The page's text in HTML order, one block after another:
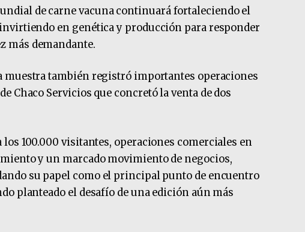
de carne vacuna continuará fortaleciendo el
en genética y producción para responder
más demandante.
también registró importantes operaciones
Chaco Servicios que concretó la venta de dos
100.000 visitantes, operaciones comerciales en
y un marcado movimiento de negocios,
su papel como el principal punto de encuentro
planteado el desafío de una edición aún más